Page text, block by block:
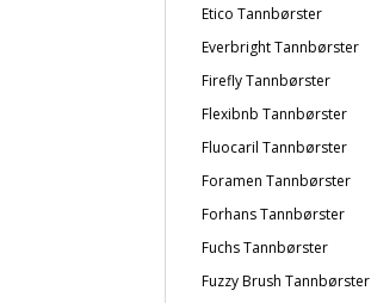
Etico Tannbørster
Everbright Tannbørster
Firefly Tannbørster
Flexibnb Tannbørster
Fluocaril Tannbørster
Foramen Tannbørster
Forhans Tannbørster
Fuchs Tannbørster
Fuzzy Brush Tannbørster